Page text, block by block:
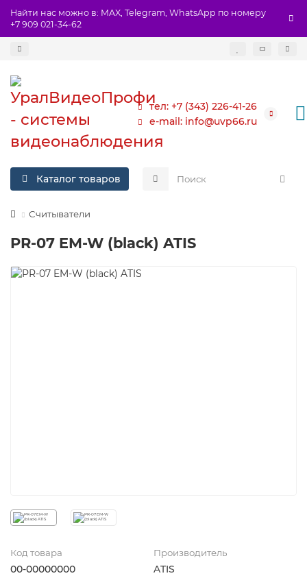
Найти нас можно в: MAX, Telegram, WhatsApp по номеру
+7 909 021-34-62
тел: +7 (343) 226-41-26
e-mail: info@uvp66.ru
Каталог товаров
Считыватели
PR-07 EM-W (black) ATIS
Код товара
00-00000000
Производитель
ATIS